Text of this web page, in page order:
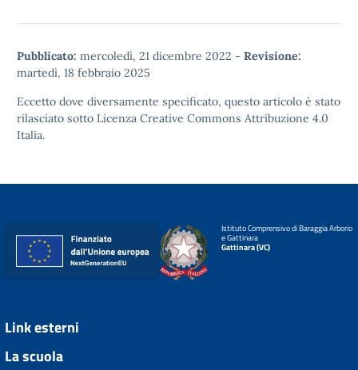
Pubblicato: mercoledì, 21 dicembre 2022 - Revisione:
martedì, 18 febbraio 2025
Eccetto dove diversamente specificato, questo articolo è stato
rilasciato sotto Licenza Creative Commons Attribuzione 4.0
Italia.
Istituto Comprensivo di Baraggia Arborio
e Gattinara
Gattinara (VC)
Link esterni
La scuola